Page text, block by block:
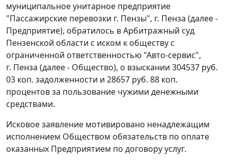
муниципальное унитарное предприятие
"Пассажирские перевозки г. Пензы", г. Пенза (далее -
Предприятие), обратилось в Арбитражный суд
Пензенской области с иском к обществу с
ограниченной ответственностью "Авто-сервис",
г. Пенза (далее - Общество), о взыскании 304537 руб.
03 коп. задолженности и 28657 руб. 88 коп.
процентов за пользование чужими денежными
средствами.
Исковое заявление мотивировано ненадлежащим
исполнением Обществом обязательств по оплате
оказанных Предприятием по договору услуг.